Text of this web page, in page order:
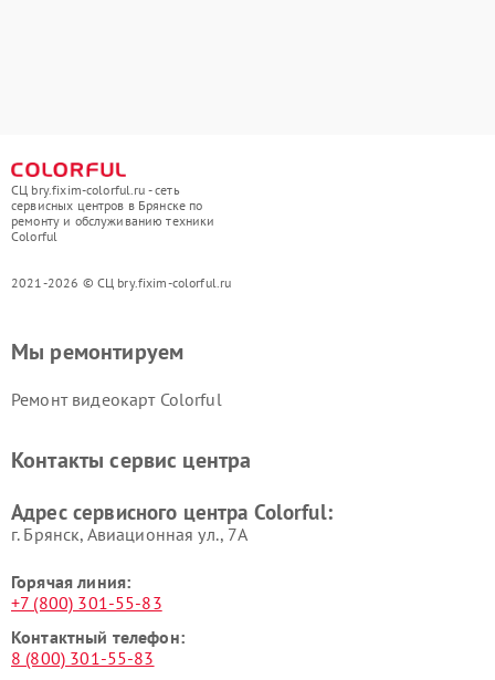
СЦ bry.fixim-colorful.ru - сеть
сервисных центров в Брянске по
ремонту и обслуживанию техники
Colorful
2021-2026 © СЦ bry.fixim-colorful.ru
Мы ремонтируем
Ремонт видеокарт Colorful
Контакты сервис центра
Адрес сервисного центра Colorful:
г. Брянск, Авиационная ул., 7А
Горячая линия:
+7 (800) 301-55-83
Контактный телефон:
8 (800) 301-55-83